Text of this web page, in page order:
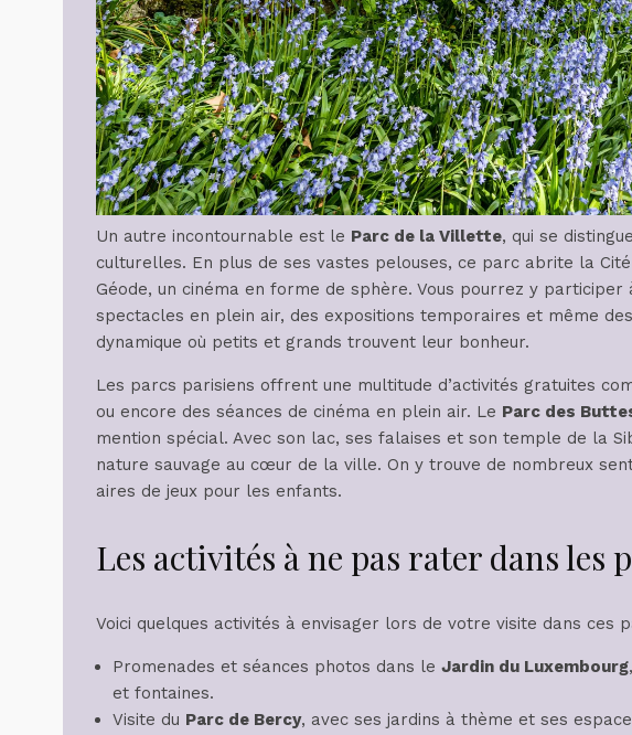
Un autre incontournable est le Parc de la Villette, qui se
culturelles. En plus de ses vastes pelouses, ce parc abrite la
Géode, un cinéma en forme de sphère. Vous pourrez y
spectacles en plein air, des expositions temporaires et même
dynamique où petits et grands trouvent leur bonheur.
Les parcs parisiens offrent une multitude d’activités gratuites
ou encore des séances de cinéma en plein air. Le Parc des
mention spécial. Avec son lac, ses falaises et son temple de la
nature sauvage au cœur de la ville. On y trouve de nombreux
aires de jeux pour les enfants.
Les activités à ne pas rater dans les
Voici quelques activités à envisager lors de votre visite dans ces
Promenades et séances photos dans le Jardin du Luxembourg
et fontaines.
Visite du Parc de Bercy, avec ses jardins à thème et ses